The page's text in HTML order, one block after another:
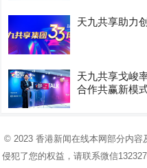
天九共享助力
天九共享戈峻
合作共赢新模
© 2023 香港新闻在线本网部分内容
侵犯了您的权益，请联系微信